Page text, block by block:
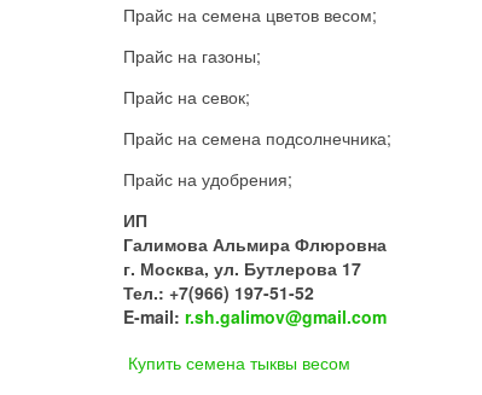
Прайс на семена цветов весом;
Прайс на газоны;
Прайс на севок;
Прайс на семена подсолнечника;
Прайс на удобрения;
ИП
Галимова Альмира Флюровна
г. Москва, ул. Бутлерова 17
Тел.: +7(966) 197-51-52
E-mail: r.sh.galimov@gmail.com
Купить семена тыквы весом